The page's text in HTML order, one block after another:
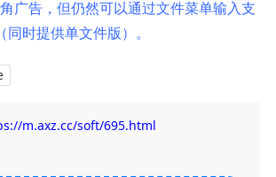
角广告，但仍然可以通过文件菜单输入支
时提供单文件版）。
m.axz.cc/soft/695.html